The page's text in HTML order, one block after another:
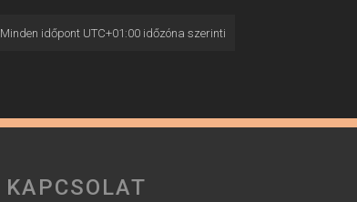
Minden időpont UTC+01:00időzóna szerinti
KAPCSOLAT